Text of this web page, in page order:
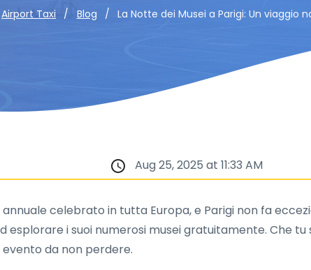
Airport Taxi Blog La Notte dei Musei a Parigi: Un
Aug 25, 2025 at 11:33 AM
annuale celebrato in tutta Europa, e Parigi non fa
i suoi numerosi musei gratuitamente. Che
da non perdere.